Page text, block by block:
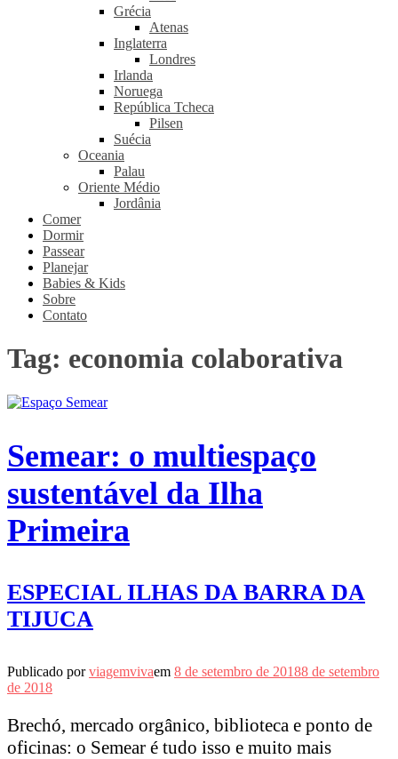
Grécia
Atenas
Inglaterra
Londres
Irlanda
Noruega
República Tcheca
Pilsen
Suécia
Oceania
Palau
Oriente Médio
Jordânia
Comer
Dormir
Passear
Planejar
Babies & Kids
Sobre
Contato
Tag: economia colaborativa
Semear: o multiespaço
sustentável da Ilha
Primeira
ESPECIAL ILHAS DA BARRA DA
TIJUCA
Publicado porviagemvivaem 8 de setembro de 20188 de setembro
de 2018
Brechó, mercado orgânico, biblioteca e ponto de
oficinas: o Semear é tudo isso e muito mais